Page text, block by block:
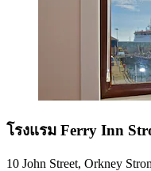
โรงแรม Ferry Inn
10 John Street, Orkney